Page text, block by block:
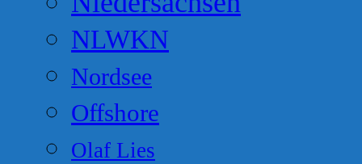
NLWKN
Nordsee
Offshore
Olaf Lies